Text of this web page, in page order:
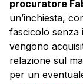
procuratore
un’inchiesta,
fascicolo senza
vengono
relazione sul
per un